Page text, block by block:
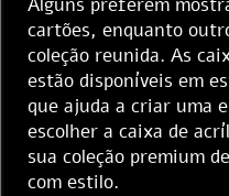
cartões, enquanto
coleção reunida. As
estão disponíveis em
que ajuda a criar uma
escolher a caixa de
sua coleção premium
com estilo.